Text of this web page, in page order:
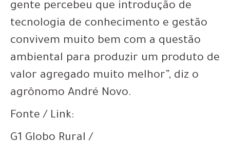
gente percebeu que introdução de
tecnologia de conhecimento e gestão
convivem muito bem com a questão
ambiental para produzir um produto de
valor agregado muito melhor”, diz o
agrônomo André Novo.
Fonte / Link:
G1 Globo Rural /